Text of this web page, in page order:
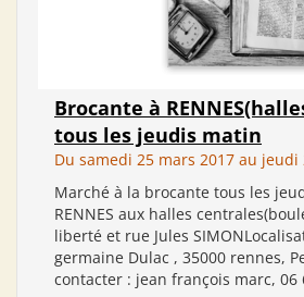
Brocante à
tous les jeudis matin
Du samedi 25 mars 2017 au jeudi
Marché à la brocante tous les
RENNES aux halles
liberté et rue Jules
germaine Dulac , 35000 rennes,
contacter : jean françois marc, 06